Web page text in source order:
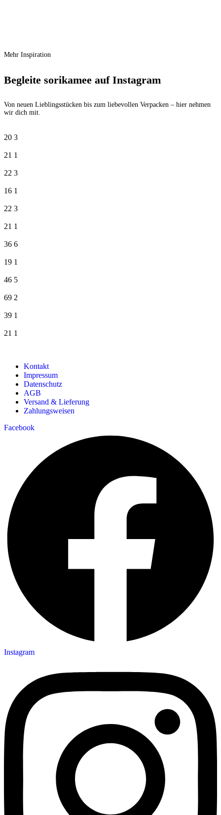
Mehr Inspiration
Begleite sorikamee auf Instagram
Von neuen Lieblingsstücken bis zum liebevollen Verpacken – hier nehmen
wir dich mit.
20 3
21 1
22 3
16 1
22 3
21 1
36 6
19 1
46 5
69 2
39 1
21 1
Kontakt
Impressum
Datenschutz
AGB
Versand & Lieferung
Zahlungsweisen
Facebook
Instagram